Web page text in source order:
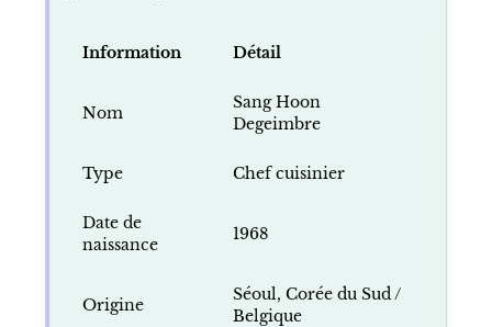
Information Détail
Nom
Sang Hoon
Degeimbre
Type Chef cuisinier
Date de
naissance
1968
Origine
Séoul, Corée du Sud /
Belgique